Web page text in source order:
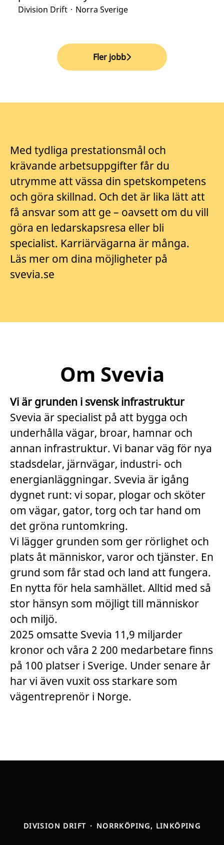
Division Drift · Norra Sverige
Fler jobb
Med tydliga prestationsmål och
krävande arbetsuppgifter får du
utrymme att vässa din spetskompetens
och göra skillnad. Och det är lika lätt att
få ansvar som att ge – oavsett om du vill
göra en ledarskapsresa eller bli
specialist. Karriärvägarna är många.
Läs mer om dina möjligheter på
svevia.se
Om Svevia
Vi är grunden i svensk infrastruktur
Svevia är specialist på att bygga och
underhålla vägar, broar, hamnar och
annan infrastruktur. Vi banar väg för nya
stadsdelar, järnvägar, industri- och
energianläggningar. Svevia är igång
dygnet runt: vi sopar, plogar och sköter
om vägar, gator, torg och tar hand om
det gröna runtomkring.
Vi lägger grunden som ger rörlighet och
plats åt människor, varor och tjänster. En
grund som får stad och land att fungera.
En nytta för hela samhället. Alltid med så
stor hänsyn som möjligt till människor
och miljö.
2025 omsatte Svevia 11,9 miljarder
kronor och våra 2 200 medarbetare finns
på 100 platser i Sverige. Under senare år
har vi även vuxit oss starkare som
vägentreprenör i Norge.
DIVISION DRIFT · NORRKÖPING, LINKÖPING